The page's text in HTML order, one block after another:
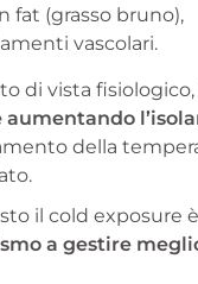
fat (grasso bruno),
vascolari.
di vista
aumentando
della
il cold exposure
a gestire